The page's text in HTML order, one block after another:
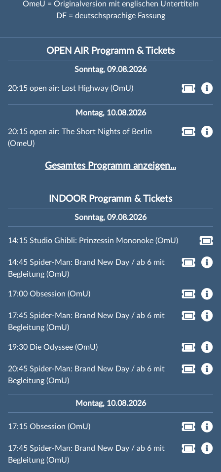
OmeU = Originalversion mit englischen Untertiteln
DF = deutschsprachige Fassung
OPEN AIR Programm & Tickets
Sonntag, 09.08.2026
20:15 open air: Lost Highway (OmU)
Montag, 10.08.2026
20:15 open air: The Short Nights of Berlin
(OmeU)
Gesamtes Programm anzeigen...
INDOOR Programm & Tickets
Sonntag, 09.08.2026
14:15 Studio Ghibli: Prinzessin Mononoke (OmU)
14:45 Spider-Man: Brand New Day / ab 6 mit
Begleitung (OmU)
17:00 Obsession (OmU)
17:45 Spider-Man: Brand New Day / ab 6 mit
Begleitung (OmU)
19:30 Die Odyssee (OmU)
20:45 Spider-Man: Brand New Day / ab 6 mit
Begleitung (OmU)
Montag, 10.08.2026
17:15 Obsession (OmU)
17:45 Spider-Man: Brand New Day / ab 6 mit
Begleitung (OmU)